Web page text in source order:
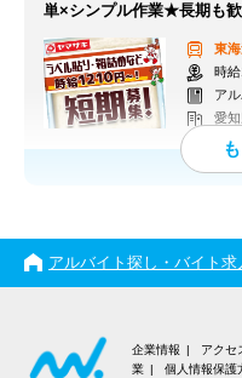
単×シンプル作業★長期も
東
時
ア
愛
アルバイト探し・バイト求
企業情報 アクセ
業
個人情報保護